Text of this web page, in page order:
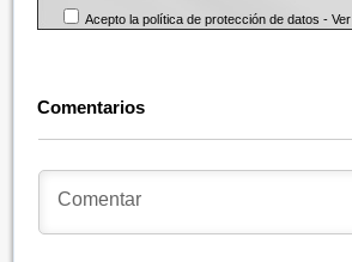
Acepto la política de protección de datos -Ver
Comentarios